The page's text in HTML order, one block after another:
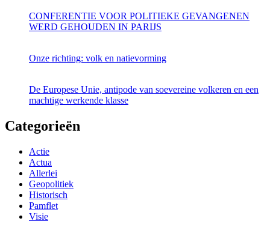
CONFERENTIE VOOR POLITIEKE GEVANGENEN
WERD GEHOUDEN IN PARIJS
Onze richting: volk en natievorming
De Europese Unie, antipode van soevereine volkeren en een
machtige werkende klasse
Categorieën
Actie
Actua
Allerlei
Geopolitiek
Historisch
Pamflet
Visie